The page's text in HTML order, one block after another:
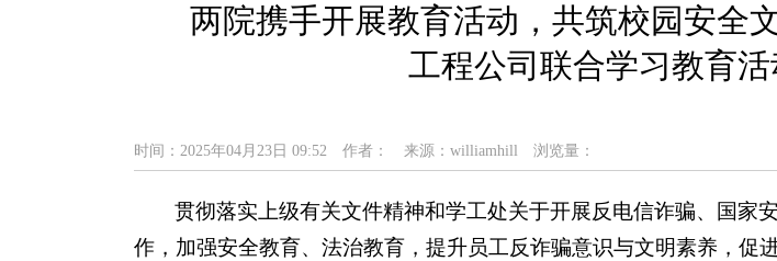
两院携手开展教育活动，共筑校园安
工程公司联合学习教育
时间：2025年04月23日 09:52 作者： 来源：williamhill 浏览量：
贯彻落实上级有关文件精神和学工处关于开展反电信诈骗、国家
作，加强安全教育、法治教育，提升员工反诈骗意识与文明素养，促